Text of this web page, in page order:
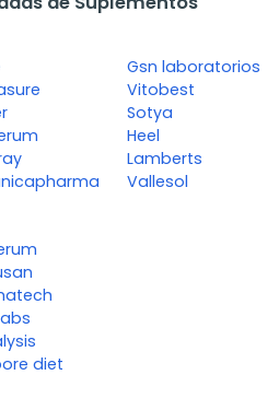
Gsn laboratorios
Vitobest
Sotya
Heel
Lamberts
Vallesol
diet